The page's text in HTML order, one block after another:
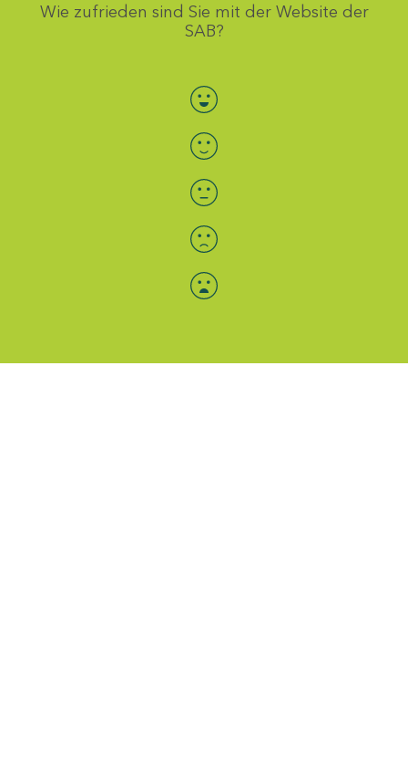
Wie zufrieden sind Sie mit der Website der
SAB?
Bewertung auswählen